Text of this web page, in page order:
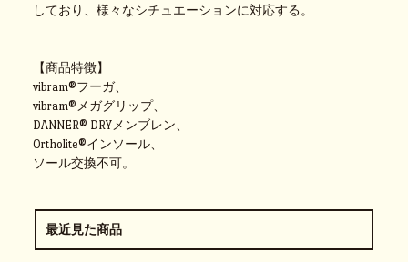
しており、様々なシチュエーションに対応する。
【商品特徴】
vibram®フーガ、
vibram®メガグリップ、
DANNER® DRYメンブレン、
Ortholite®インソール、
ソール交換不可。
最近見た商品